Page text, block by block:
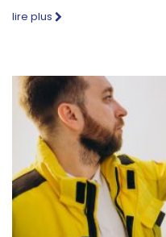
lire plus